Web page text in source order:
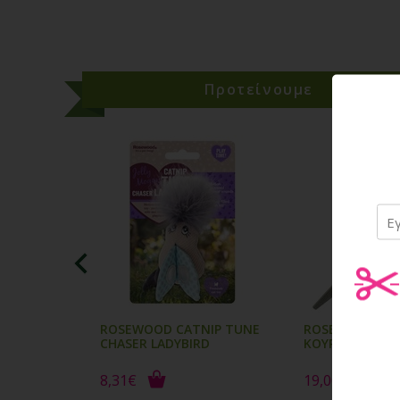
Προτείνουμε
ROSEWOOD CATNIP TUNE
CHASER LADYBIRD
8,31€
ROSEWOOD
ΚΟΥΡΕΜΑΤΟΣ
19,00€